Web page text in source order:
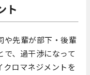
ト
や先輩が部下・後輩
、過干渉になって
クロマネジメントを